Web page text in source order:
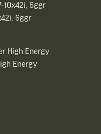
10x42i, 6ggr
6ggr
High Energy
Energy